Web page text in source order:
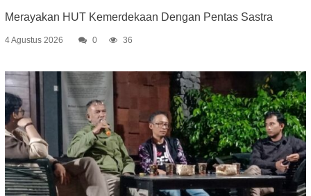
Merayakan HUT Kemerdekaan Dengan Pentas Sastra
4 Agustus 2026 0 36